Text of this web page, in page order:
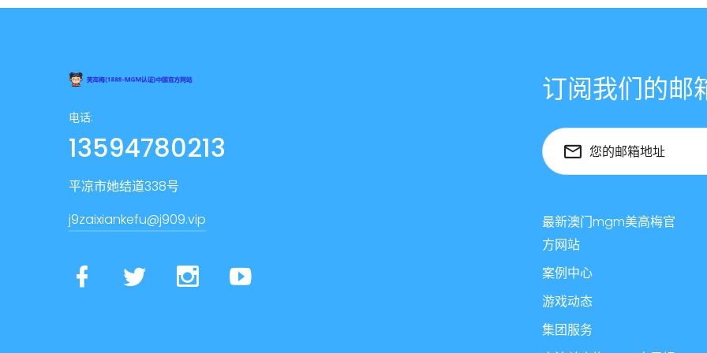
电话:
13594780213
平凉市她结道338号
j9zaixiankefu@j909.vip
订阅我们的邮
您的邮箱地址
最新澳门mgm美高梅官
方网站
案例中心
游戏动态
集团服务